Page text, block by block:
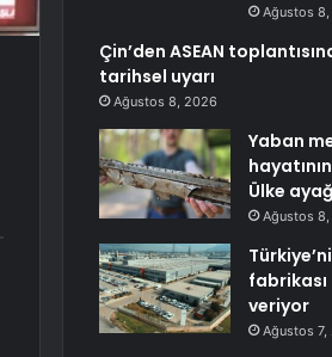
Ağustos
Çin’den ASEAN
tarihsel uyarı
Ağustos 8, 2026
Yaban
Ülke
Ağustos
veriyor
Ağustos 7,